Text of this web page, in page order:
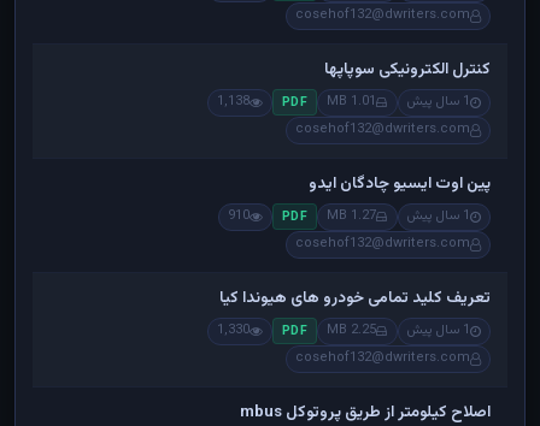
cosehof132@dwriters.com
کنترل الکترونیکی سوپاپها
1 سال پیش 1.01 MB
PDF
1,138
cosehof132@dwriters.com
پین اوت ایسیو چادگان ایدو
1 سال پیش 1.27 MB
PDF
910
cosehof132@dwriters.com
تعریف کلید تمامی خودرو های هیوندا کیا
1 سال پیش 2.25 MB
PDF
1,330
cosehof132@dwriters.com
اصلاح کیلومتر از طریق پروتوکل mbus